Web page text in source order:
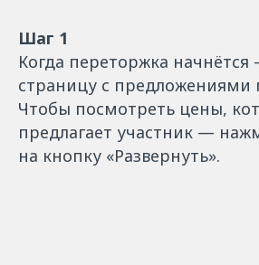
Шаг 1
Когда переторжка
страницу с предложениями
Чтобы посмотреть цены,
предлагает участник —
на кнопку «Развернуть».